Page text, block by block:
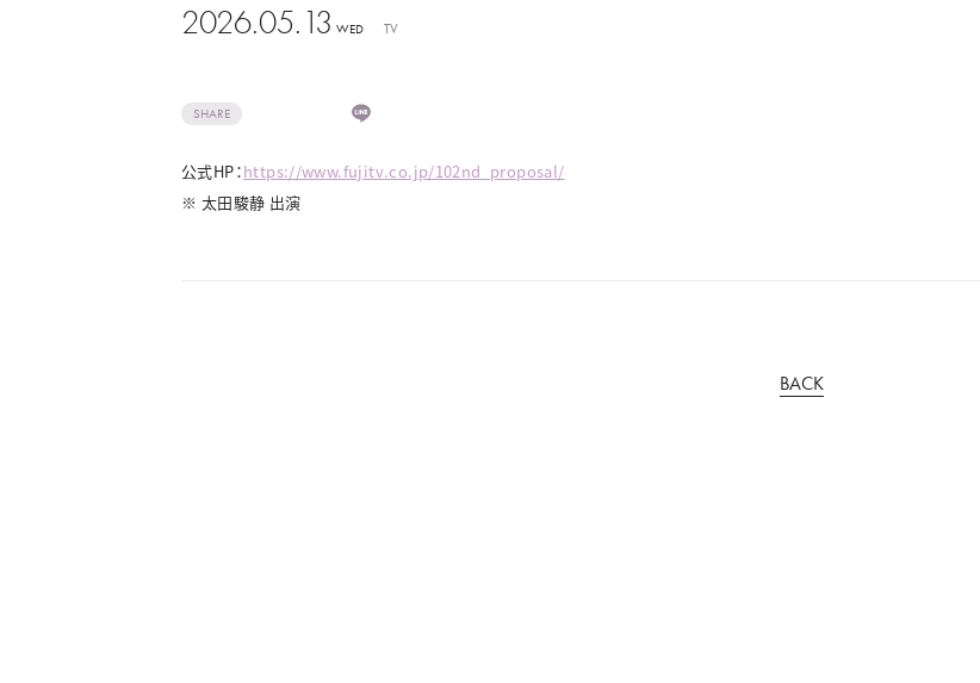
2026.05.13 WED TV
SHARE
公式HP：https://www.fujitv.co.jp/102nd_proposal/
※ 太田駿静 出演
BACK